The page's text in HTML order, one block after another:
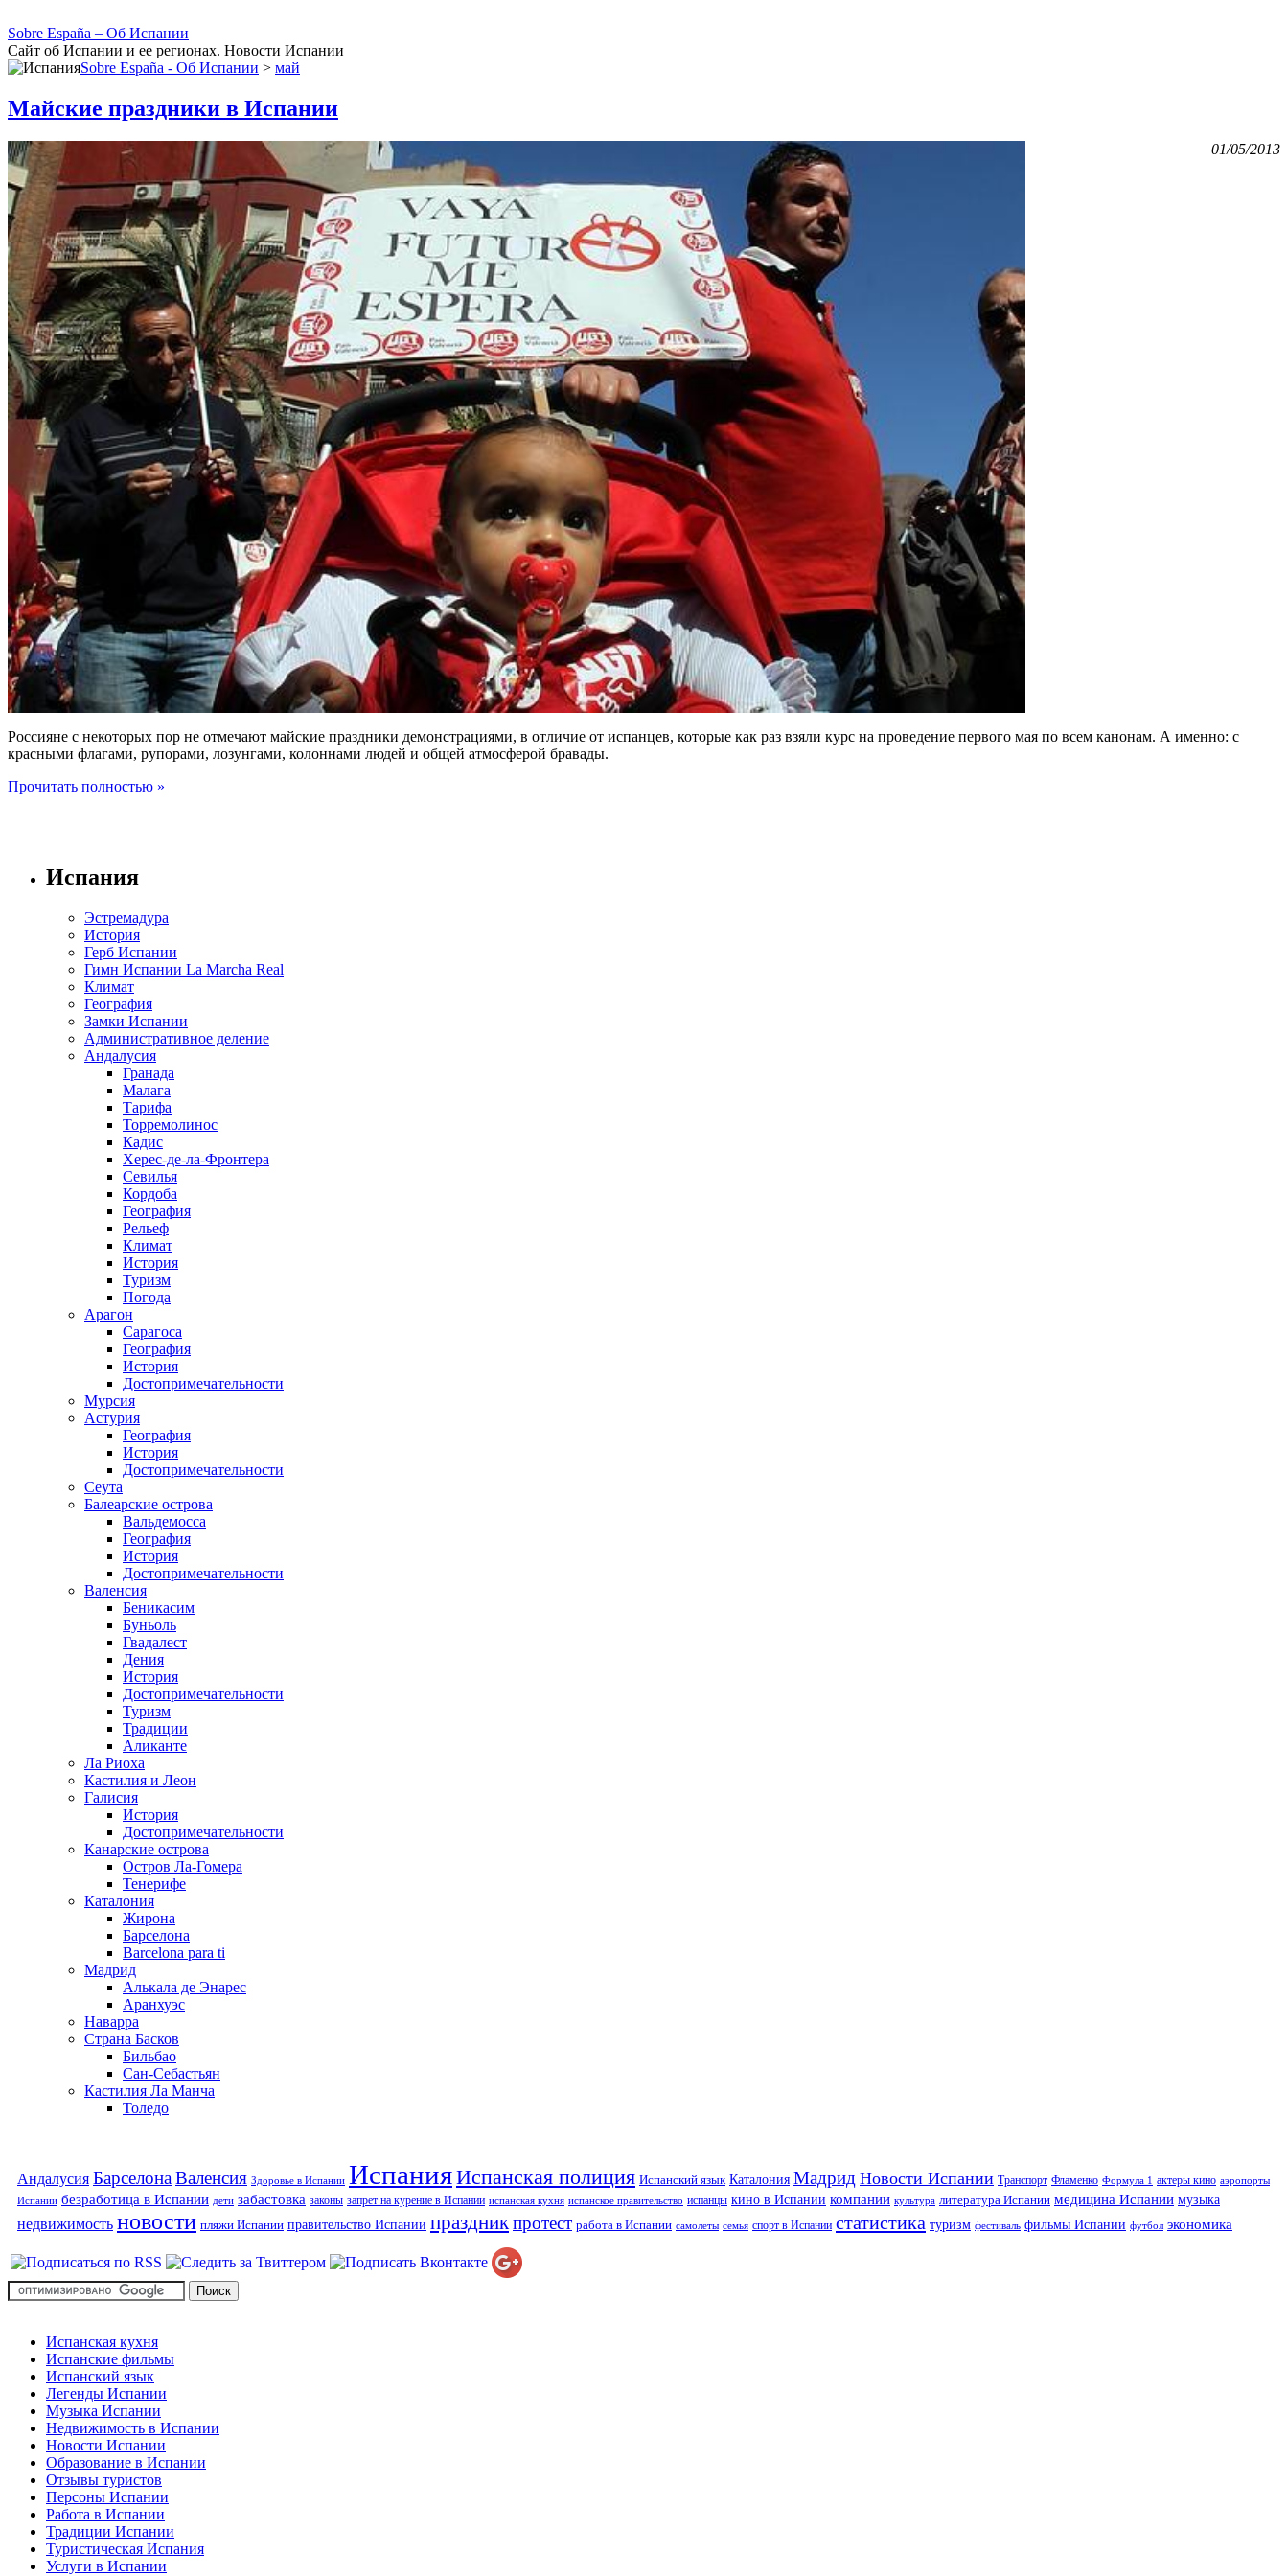
Sobre España – Об Испании
Сайт об Испании и ее регионах. Новости Испании
Sobre España - Об Испании > май
Майские праздники в Испании
01/05/2013
Россияне с некоторых пор не отмечают майские праздники демонстрациями, в отличие от испанцев, которые как раз взяли курс на проведение первого мая по всем канонам. А именно: с
красными флагами, рупорами, лозунгами, колоннами людей и общей атмосферой бравады.
Прочитать полностью »
Испания
Эстремадура
История
Герб Испании
Гимн Испании La Marcha Real
Климат
География
Замки Испании
Административное деление
Андалусия
Гранада
Малага
Тарифа
Торремолинос
Кадис
Херес-де-ла-Фронтера
Севилья
Кордоба
География
Рельеф
Климат
История
Туризм
Погода
Арагон
Сарагоса
География
История
Достопримечательности
Мурсия
Астурия
География
История
Достопримечательности
Сеута
Балеарские острова
Вальдемосса
География
История
Достопримечательности
Валенсия
Беникасим
Буньоль
Гвадалест
Дения
История
Достопримечательности
Туризм
Традиции
Аликанте
Ла Риоха
Кастилия и Леон
Галисия
История
Достопримечательности
Канарские острова
Остров Ла-Гомера
Тенерифе
Каталония
Жирона
Барселона
Barcelona para ti
Мадрид
Алькала де Энарес
Аранхуэс
Наварра
Страна Басков
Бильбао
Сан-Себастьян
Кастилия Ла Манча
Толедо
Андалусия БарселонаВаленсия Здоровье в Испании ИспанияИспанская полиция Испанский язык Каталония Мадрид Новости Испании Транспорт Фламенко Формула 1 актеры кино аэропорты
Испании безработица в Испании дети забастовка законы запрет на курение в Испании испанская кухня испанское правительство испанцы кино в Испании компании культура литература Испании медицина Испании музыка
недвижимость новости пляжи Испании правительство Испании праздникпротест работа в Испании самолеты семья спорт в Испании статистика туризм фестиваль фильмы Испании футбол экономика
Испанская кухня
Испанские фильмы
Испанский язык
Легенды Испании
Музыка Испании
Недвижимость в Испании
Новости Испании
Образование в Испании
Отзывы туристов
Персоны Испании
Работа в Испании
Традиции Испании
Туристическая Испания
Услуги в Испании